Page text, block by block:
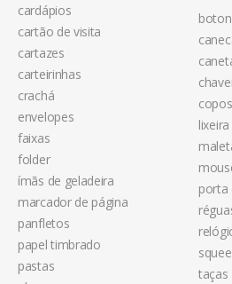
cardápios
cartão de visita
cartazes
carteirinhas
crachá
envelopes
faixas
folder
ímãs de geladeira
marcador de página
panfletos
papel timbrado
pastas
copos
porta
taças